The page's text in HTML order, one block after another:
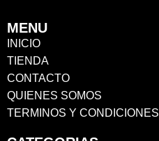
MENU
INICIO
TIENDA
CONTACTO
QUIENES SOMOS
TERMINOS Y CONDICIONES